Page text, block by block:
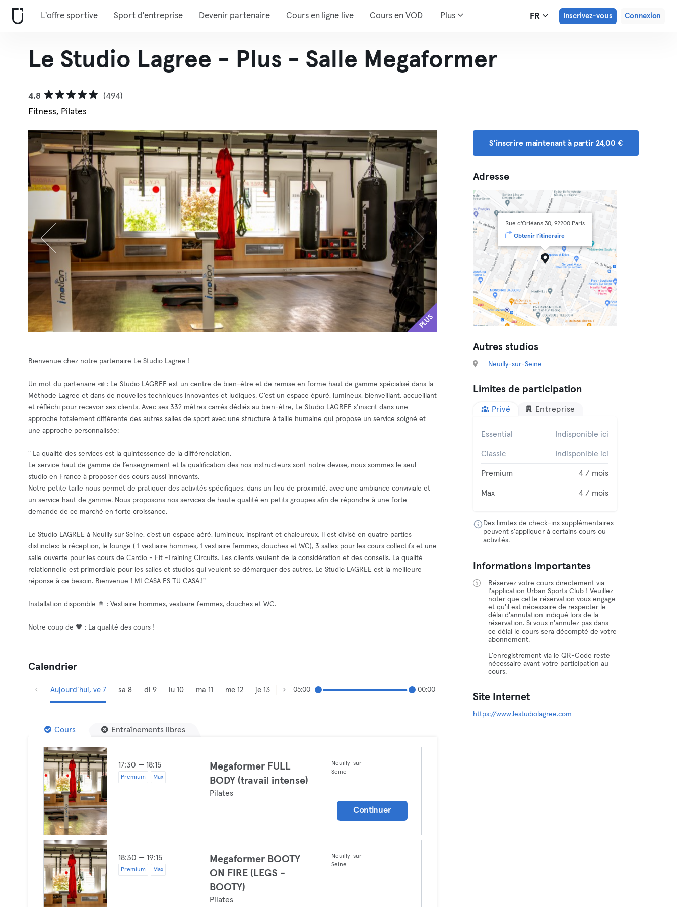
L'offre sportive Sport d'entreprise Devenir partenaire Cours en ligne live Cours en VOD Plus FR Inscrivez-vous Connexion
Le Studio Lagree - Plus - Salle Megaformer
4.8
(494)
Fitness, Pilates
PLUS
Bienvenue chez notre partenaire Le Studio Lagree !
Un mot du partenaire 📣 : Le Studio LAGREE est un centre de bien-être et de remise en forme haut de gamme spécialisé dans la
Méthode Lagree et dans de nouvelles techniques innovantes et ludiques. C’est un espace épuré, lumineux, bienveillant, accueillant
et réfléchi pour recevoir ses clients. Avec ses 332 mètres carrés dédiés au bien-être, Le Studio LAGREE s’inscrit dans une
approche totalement différente des autres salles de sport avec une structure à taille humaine qui propose un service soigné et
une approche personnalisée:
" La qualité des services est la quintessence de la différenciation,
Le service haut de gamme de l’enseignement et la qualification des nos instructeurs sont notre devise, nous sommes le seul
studio en France à proposer des cours aussi innovants,
Notre petite taille nous permet de pratiquer des activités spécifiques, dans un lieu de proximité, avec une ambiance conviviale et
un service haut de gamme. Nous proposons nos services de haute qualité en petits groupes afin de répondre à une forte
demande de ce marché en forte croissance,
Le Studio LAGREE à Neuilly sur Seine, c’est un espace aéré, lumineux, inspirant et chaleureux. Il est divisé en quatre parties
distinctes: la réception, le lounge ( 1 vestiaire hommes, 1 vestiaire femmes, douches et WC), 3 salles pour les cours collectifs et une
salle ouverte pour les cours de Cardio - Fit -Training Circuits. Les clients veulent de la considération et des conseils. La qualité
relationnelle est primordiale pour les salles et studios qui veulent se démarquer des autres. Le Studio LAGREE est la meilleure
réponse à ce besoin. Bienvenue ! MI CASA ES TU CASA.!"
Installation disponible 🚿 : Vestiaire hommes, vestiaire femmes, douches et WC.
Notre coup de 🖤 : La qualité des cours !
Calendrier
Aujourd’hui, ve 7 sa 8 di 9 lu 10 ma 11 me 12 je 13 05:00 00:00
Cours Entraînements libres
17:30 — 18:15
Premium Max
Megaformer FULL
BODY (travail intense)
Pilates
Neuilly-sur-
Seine
Continuer
18:30 — 19:15
Premium Max
Megaformer BOOTY
ON FIRE (LEGS -
BOOTY)
Pilates
Neuilly-sur-
Seine
S'inscrire maintenant à partir 24,00 €
Adresse
Rue d'Orléans 30, 92200 Paris
Obtenir l'itinéraire
Autres studios
Neuilly-sur-Seine
Limites de participation
Privé Entreprise
Essential Indisponible ici
Classic Indisponible ici
Premium 4 / mois
Max 4 / mois
Des limites de check-ins supplémentaires
peuvent s'appliquer à certains cours ou
activités.
Informations importantes
Réservez votre cours directement via
l'application Urban Sports Club ! Veuillez
noter que cette réservation vous engage
et qu'il est nécessaire de respecter le
délai d'annulation indiqué lors de la
réservation. Si vous n'annulez pas dans
ce délai le cours sera décompté de votre
abonnement.
L'enregistrement via le QR-Code reste
nécessaire avant votre participation au
cours.
Site Internet
https://www.lestudiolagree.com